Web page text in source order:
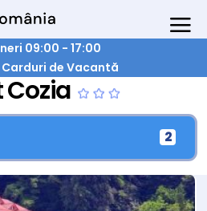
09:00 - 17:00
de Vacantă
Cozia
2